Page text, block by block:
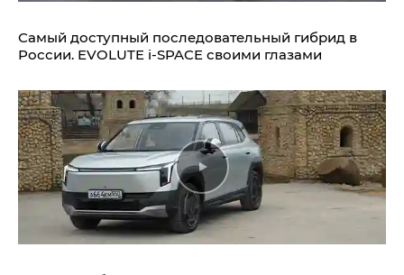
Самый доступный последовательный гибрид в
России. EVOLUTE i‑SPACE своими глазами